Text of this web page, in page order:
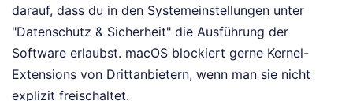
darauf, dass du in den Systemeinstellungen unter
"Datenschutz & Sicherheit" die Ausführung der
Software erlaubst. macOS blockiert gerne Kernel-
Extensions von Drittanbietern, wenn man sie nicht
explizit freischaltet.